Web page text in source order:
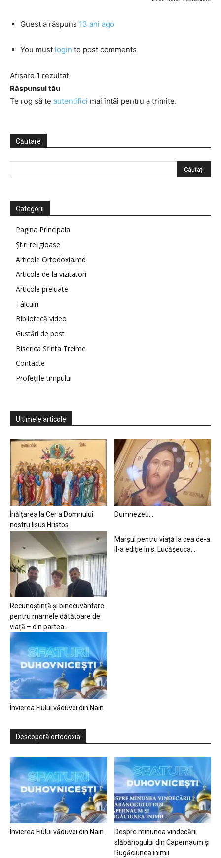
Guest a răspuns 13 ani ago
You must login to post comments
Afișare 1 rezultat
Răspunsul tău
Te rog să te autentifici mai întâi pentru a trimite.
Căutare
Categorii
Pagina Principala
Știri religioase
Articole Ortodoxia.md
Articole de la vizitatori
Articole preluate
Tâlcuiri
Bibliotecă video
Gustări de post
Biserica Sfinta Treime
Contacte
Profețiile timpului
Ultimele articole
Înălțarea la Cer a Domnului
nostru Iisus Hristos
Dumnezeu…
Recunoștință și binecuvântare
pentru mamele dătătoare de
viață – din partea...
Marșul pentru viață la cea de-a
II-a ediție în s. Lucășeuca,...
Învierea Fiului văduvei din Nain
Descoperă ortodoxia
Învierea Fiului văduvei din Nain
Despre minunea vindecării
slăbănogului din Capernaum și
Rugăciunea inimii